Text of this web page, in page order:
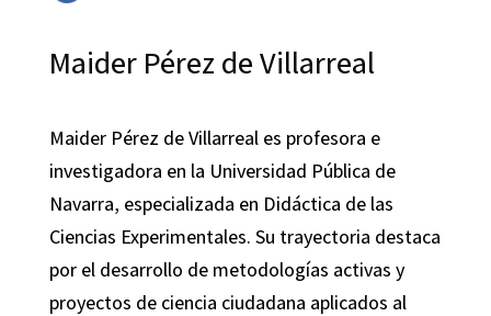
Maider Pérez de Villarreal
Maider Pérez de Villarreal es profesora e
investigadora en la Universidad Pública de
Navarra, especializada en Didáctica de las
Ciencias Experimentales. Su trayectoria destaca
por el desarrollo de metodologías activas y
proyectos de ciencia ciudadana aplicados al